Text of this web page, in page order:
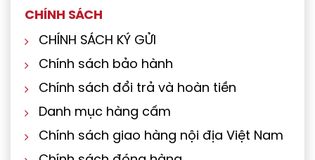
CHÍNH SÁCH
CHÍNH SÁCH KÝ GỬI
Chính sách bảo hành
Chính sách đổi trả và hoàn tiền
Danh mục hàng cấm
Chính sách giao hàng nội địa Việt Nam